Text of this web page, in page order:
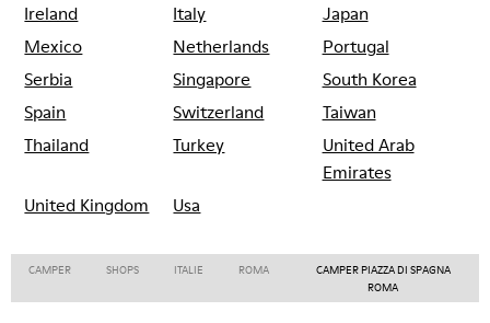
Ireland
Italy
Japan
Mexico
Netherlands
Portugal
Serbia
Singapore
South Korea
Spain
Switzerland
Taiwan
Thailand
Turkey
United Arab
Emirates
United Kingdom
Usa
CAMPER SHOPS ITALIE ROMA
CAMPER PIAZZA DI SPAGNA
ROMA